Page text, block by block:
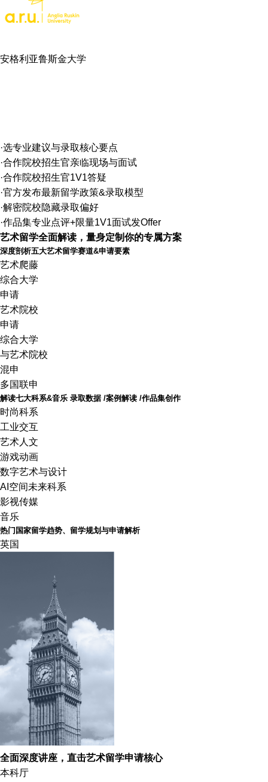
安格利亚鲁斯金大学
·选专业建议与录取核心要点
·合作院校招生官亲临现场与面试
·合作院校招生官1V1答疑
·官方发布最新留学政策&录取模型
·解密院校隐藏录取偏好
·作品集专业点评+限量1V1面试发Offer
艺术留学全面解读，量身定制你的专属方案
深度剖析五大艺术留学赛道&申请要素
艺术爬藤
综合大学
申请
艺术院校
申请
综合大学
与艺术院校
混申
多国联申
解读七大科系&音乐 录取数据 /案例解读 /作品集创作
时尚科系
工业交互
艺术人文
游戏动画
数字艺术与设计
AI空间未来科系
影视传媒
音乐
热门国家留学趋势、留学规划与申请解析
英国
全面深度讲座，直击艺术留学申请核心
本科厅